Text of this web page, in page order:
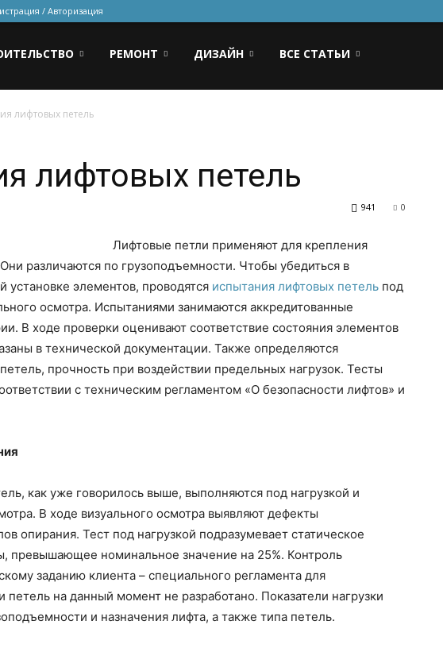
/ Авторизация
РЕМОНТ ДИЗАЙН ВСЕ СТАТЬИ
лифтовых петель
лифтовых петель
0
941
Лифтовые петли применяют для крепления
различаются по грузоподъемности. Чтобы убедиться в
установке элементов, проводятся испытания лифтовых петель под
осмотра. Испытаниями занимаются аккредитованные
В ходе проверки оценивают соответствие состояния элементов
в технической документации. Также определяются
прочность при воздействии предельных нагрузок. Тесты
с техническим регламентом «О безопасности лифтов» и
как уже говорилось выше, выполняются под нагрузкой и
В ходе визуального осмотра выявляют дефекты
опирания. Тест под нагрузкой подразумевает статическое
превышающее номинальное значение на 25%. Контроль
заданию клиента – специального регламента для
на данный момент не разработано. Показатели нагрузки
и назначения лифта, а также типа петель.